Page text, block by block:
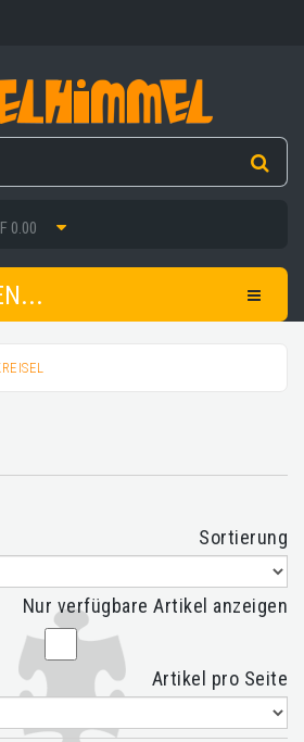
0.00
Sortierung
Nur verfügbare Artikel anzeigen
Artikel pro Seite